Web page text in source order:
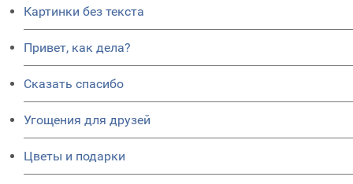
Картинки без текста
Привет, как дела?
Сказать спасибо
Угощения для друзей
Цветы и подарки